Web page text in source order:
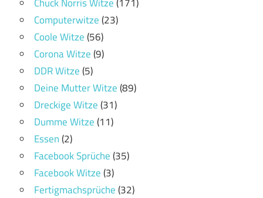
Computerwitze(23)
Coole Witze(56)
Corona Witze(9)
DDR Witze(5)
Deine Mutter Witze(89)
Dreckige Witze(31)
Dumme Witze(11)
Essen(2)
Facebook Sprüche(35)
Facebook Witze(3)
Fertigmachsprüche(32)